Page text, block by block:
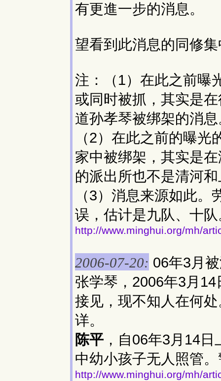
有更進一步的消息。
望看到此消息的同修
注：（1）在此之前曝
或同时被抓，其实是
道孙孝琴被绑架的消
（2）在此之前的曝光
家中被绑架，其实是
的派出所也不是清河
（3）消息来源如此
误，估计是九队、十
http://www.minghui.org/mh/
2006-07-20: 06年3月
张学琴，2006年3月
接见，现不知人在何
详。
陈平 ，自06年3月14
中幼小孩子无人照管
http://www.minghui.org/mh/